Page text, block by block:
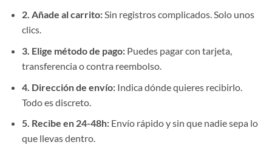
2. Añade al carrito:Sin registros complicados. Solo unos
clics.
3. Elige método de pago:Puedes pagar con tarjeta,
transferencia o contra reembolso.
4. Dirección de envío:Indica dónde quieres recibirlo.
Todo es discreto.
5. Recibe en 24-48h:Envío rápido y sin que nadie sepa lo
que llevas dentro.